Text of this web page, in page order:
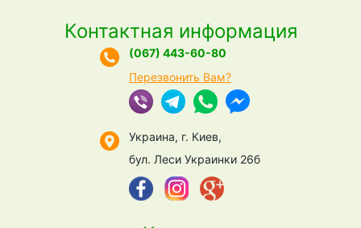
Контактная информация
(067) 443-60-80
Перезвонить Вам?
Украина, г. Киев,
бул. Леси Украинки 26б